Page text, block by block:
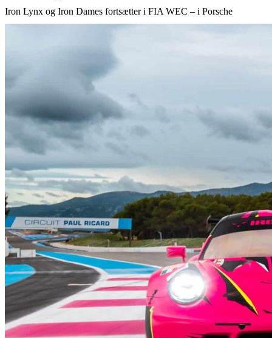
Iron Lynx og Iron Dames fortsætter i FIA WEC – i Porsche